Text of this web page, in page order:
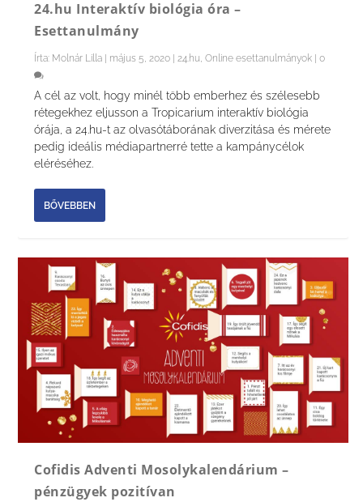
24.hu Interaktív biológia óra –
Esettanulmány
Írta: Molnár Lilla május 5, 2020 |24.hu,Online esettanulmányok |0
A cél az volt, hogy minél több emberhez és szélesebb
rétegekhez eljusson a Tropicarium interaktív biológia
órája, a 24.hu-t az olvasótáborának diverzitása és mérete
pedig ideális médiapartnerré tette a kampánycélok
eléréséhez.
BŐVEBBEN
Cofidis Adventi Mosolykalendárium –
pénzügyek pozitívan